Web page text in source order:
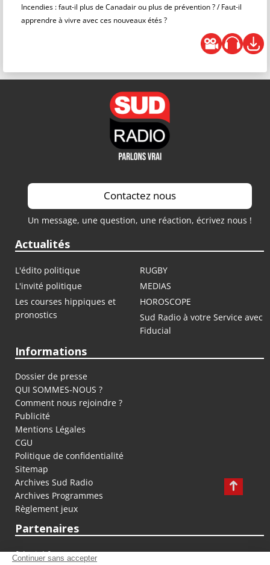
Incendies : faut-il plus de Canadair ou plus de prévention ? / Faut-il
apprendre à vivre avec ces nouveaux étés ?
Contactez nous
Un message, une question, une réaction, écrivez nous !
Actualités
L'édito politique
RUGBY
L'invité politique
MEDIAS
Les courses hippiques et
pronostics
HOROSCOPE
Sud Radio à votre Service avec
Fiducial
Informations
Dossier de presse
QUI SOMMES-NOUS ?
Comment nous rejoindre ?
Publicité
Mentions Légales
CGU
Politique de confidentialité
Sitemap
Archives Sud Radio
Archives Programmes
Règlement jeux
Partenaires
fiducial.fr